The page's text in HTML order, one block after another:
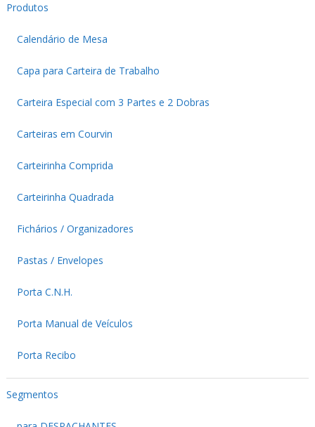
Produtos
Calendário de Mesa
Capa para Carteira de Trabalho
Carteira Especial com 3 Partes e 2 Dobras
Carteiras em Courvin
Carteirinha Comprida
Carteirinha Quadrada
Fichários / Organizadores
Pastas / Envelopes
Porta C.N.H.
Porta Manual de Veículos
Porta Recibo
Segmentos